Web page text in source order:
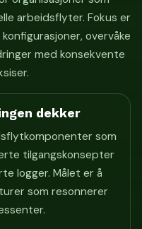
arbeidsflyter. Fokus er
overvåke
med konsekvente
dekker
som
tilgangskonsepter
logger. Målet er å
som resonnerer